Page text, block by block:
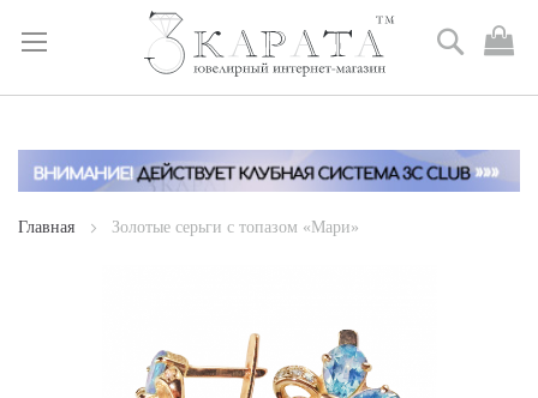
Skip
Content
Поиск
Главная Золотые серьги с топазом «Мари»